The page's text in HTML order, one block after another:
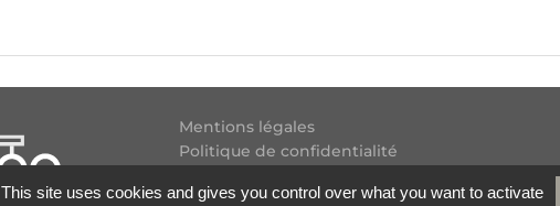
Mentions légales
Politique de confidentialité
This site uses cookies and gives you control over what you want to activate